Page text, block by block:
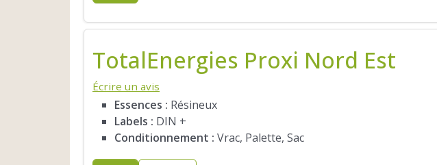
TotalEnergies Proxi Nord Est
Écrire un avis
Essences : Résineux
Labels : DIN +
Conditionnement : Vrac, Palette, Sac